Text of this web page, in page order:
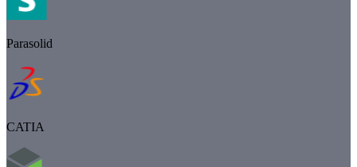
Parasolid
CATIA